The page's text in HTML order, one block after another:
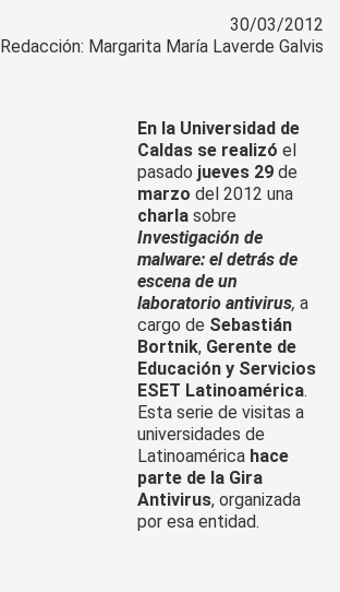
Latinoamérica
30/03/2012
Redacción: Margarita María Laverde Galvis
En la Universidad de
Caldas se realizó el
pasado jueves 29 de
marzo del 2012 una
charla sobre
Investigación de
malware: el detrás de
escena de un
laboratorio antivirus, a
cargo de Sebastián
Bortnik, Gerente de
Educación y Servicios
ESET Latinoamérica.
Esta serie de visitas a
universidades de
Latinoamérica hace
parte de la Gira
Antivirus, organizada
por esa entidad.